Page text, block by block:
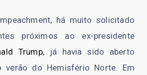
há muito solicitado
próximos ao ex-presidente
Trump, já havia sido aberto
verão do Hemisfério Norte. Em